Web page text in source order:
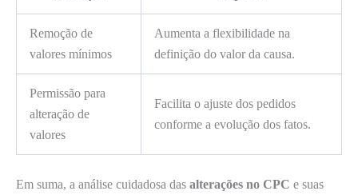
Remoção de
valores mínimos
Aumenta a flexibilidade na
definição do valor da causa.
Permissão para
alteração de
valores
Facilita o ajuste dos pedidos
conforme a evolução dos fatos.
Em suma, a análise cuidadosa das alterações no CPC e suas